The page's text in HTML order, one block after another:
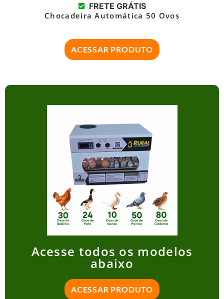
FRETE GRÁTIS
Chocadeira Automática 50 Ovos
ACESSAR PRODUTO
Acesse todos os modelos
abaixo
ACESSAR PRODUTO